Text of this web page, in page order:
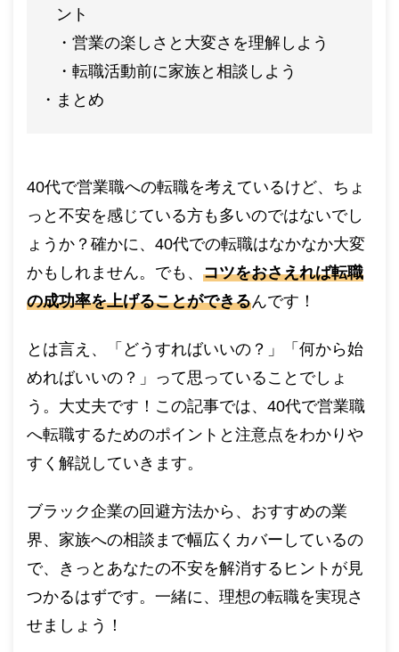
ント
営業の楽しさと大変さを理解しよう
転職活動前に家族と相談しよう
まとめ
40代で営業職への転職を考えているけど、ちょ
っと不安を感じている方も多いのではないでし
ょうか？確かに、40代での転職はなかなか大変
かもしれません。でも、 コツをおさえれば転職
の成功率を上げることができるんです！
とは言え、「どうすればいいの？」「何から始
めればいいの？」って思っていることでしょ
う。大丈夫です！この記事では、40代で営業職
へ転職するためのポイントと注意点をわかりや
すく解説していきます。
ブラック企業の回避方法から、おすすめの業
界、家族への相談まで幅広くカバーしているの
で、きっとあなたの不安を解消するヒントが見
つかるはずです。一緒に、理想の転職を実現さ
せましょう！